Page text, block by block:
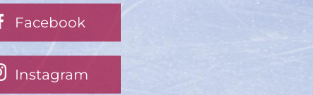
Facebook
Instagram